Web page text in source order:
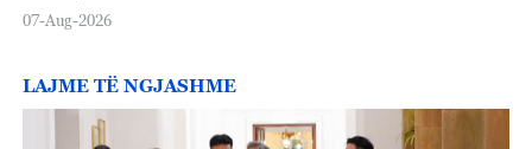
07-Aug-2026
LAJME TË NGJASHME